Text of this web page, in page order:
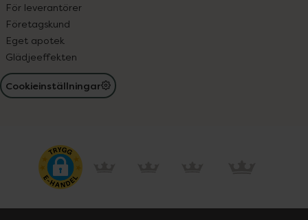
För leverantörer
Företagskund
Eget apotek
Glädjeeffekten
Cookieinställningar